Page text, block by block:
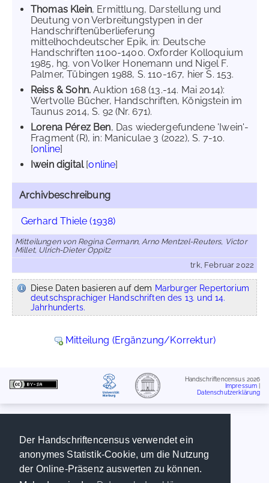
Der Handschriftencensus verwendet ein
anonymes Statistik-Cookie, um die Nutzung
der Online-Präsenz auswerten zu können.
Thomas Klein, Ermittlung, Darstellung und
Deutung von Verbreitungstypen in der
Handschriftenüberlieferung
mittelhochdeutscher Epik, in: Deutsche
Handschriften 1100-1400. Oxforder Kolloquium
1985, hg. von Volker Honemann und Nigel F.
Palmer, Tübingen 1988, S. 110-167, hier S. 153.
Reiss & Sohn. Auktion 168 (13.-14. Mai 2014):
Wertvolle Bücher, Handschriften, Königstein im
Taunus 2014, S. 92 (Nr. 671).
Lorena Pérez Ben, Das wiedergefundene 'Iwein'-
Fragment (R), in: Maniculae 3 (2022), S. 7-10.
[online]
Iwein digital[online]
Archivbeschreibung
Gerhard Thiele (1938)
Mitteilungen von Regina Cermann, Arno Mentzel-Reuters, Victor
Millet, Ulrich-Dieter Oppitz
trk, Februar 2022
Diese Daten basieren auf dem Marburger Repertorium
deutschsprachiger Handschriften des 13. und 14.
Jahrhunderts.
Mitteilung (Ergänzung/Korrektur)
Handschriftencensus 2026
Impressum
Datenschutzerklärung